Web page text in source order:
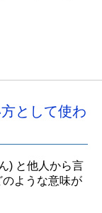
として使わ
) と他人から言
ような意味が